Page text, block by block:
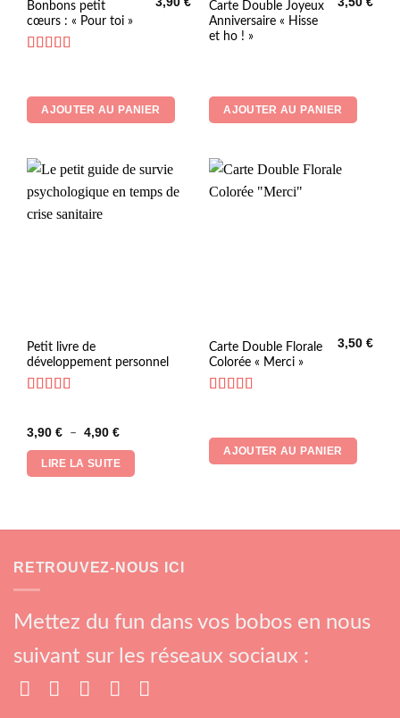
Bonbons petit
cœurs : « Pour toi »
AJOUTER AU PANIER
Carte Double Joyeux
Anniversaire « Hisse
et ho ! »
AJOUTER AU PANIER
Petit livre de
développement personnel
3,90 € – 4,90 €Plage
prix :
3,90 €
à
LIRE LA SUITE
Carte Double Florale
Colorée « Merci »
3,50€
AJOUTER AU PANIER
RETROUVEZ-NOUS ICI
Mettez du fun dans vos bobos en nous
suivant sur les réseaux sociaux :